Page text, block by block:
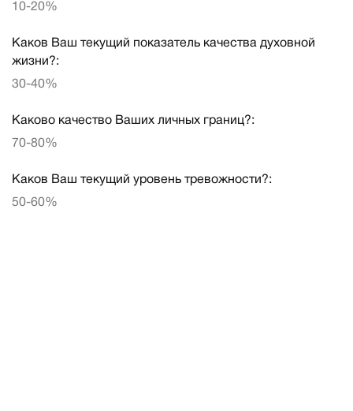
10-20%
Каков Ваш текущий показатель качества духовной
жизни?:
30-40%
Каково качество Ваших личных границ?:
70-80%
Каков Ваш текущий уровень тревожности?:
50-60%